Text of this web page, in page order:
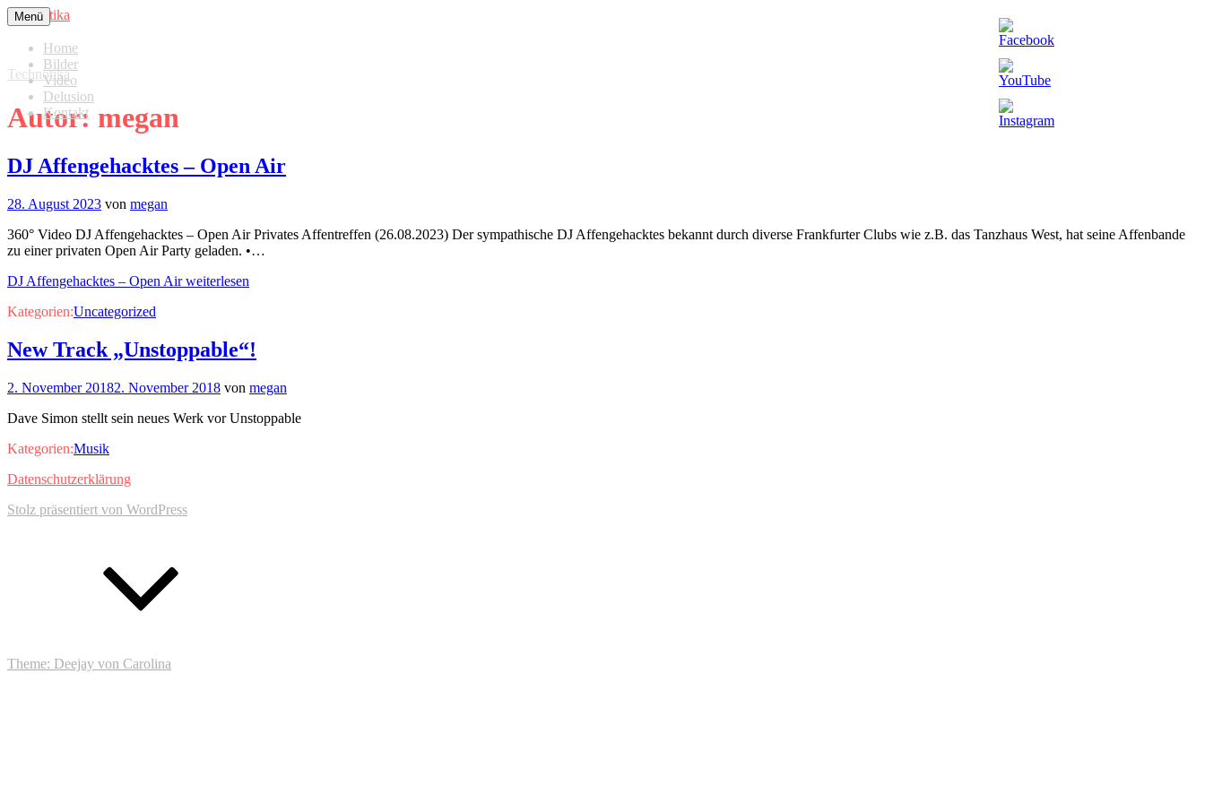
Zum
Inhalt
springen
Menü
Home
Bilder
Video
Delusion
Kontakt
Technotika
Technotika
Autor: megan
DJ Affengehacktes – Open Air
28. August 2023 von megan
360° Video DJ Affengehacktes – Open Air Privates Affentreffen (26.08.2023) Der sympathische DJ Affengehacktes bekannt durch diverse Frankfurter Clubs wie z.B. das Tanzhaus West, hat seine Affenbande
zu einer privaten Open Air Party geladen. •…
DJ Affengehacktes – Open Air weiterlesen
Kategorien:Uncategorized
New Track „Unstoppable“!
2. November 20182. November 2018 von megan
Dave Simon stellt sein neues Werk vor Unstoppable
Kategorien:Musik
Footer-
Inhalt
Datenschutzerklärung
Stolz präsentiert von WordPress
Theme: Deejay von Carolina